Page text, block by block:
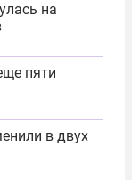
на
пяти
в двух